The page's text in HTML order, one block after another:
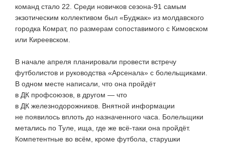
команд стало 22. Среди новичков сезона-91 самым
экзотическим коллективом был «Буджак» из молдавского
городка Комрат, по размерам сопоставимого с Кимовском
или Киреевском.
В начале апреля планировали провести встречу
футболистов и руководства «Арсенала» с болельщиками.
В одном месте написали, что она пройдёт
в ДК профсоюзов, в другом — что
в ДК железнодорожников. Внятной информации
не появилось вплоть до назначенного часа. Болельщики
метались по Туле, ища, где же всё-таки она пройдёт.
Компетентные во всём, кроме футбола, старушки